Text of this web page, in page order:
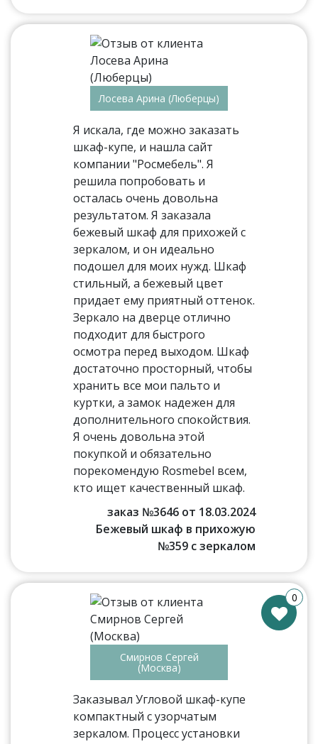
Лосева Арина (Люберцы)
Я искала, где можно заказать
шкаф-купе, и нашла сайт
компании "Росмебель". Я
решила попробовать и
осталась очень довольна
результатом. Я заказала
бежевый шкаф для прихожей с
зеркалом, и он идеально
подошел для моих нужд. Шкаф
стильный, а бежевый цвет
придает ему приятный оттенок.
Зеркало на дверце отлично
подходит для быстрого
осмотра перед выходом. Шкаф
достаточно просторный, чтобы
хранить все мои пальто и
куртки, а замок надежен для
дополнительного спокойствия.
Я очень довольна этой
покупкой и обязательно
порекомендую Rosmebel всем,
кто ищет качественный шкаф.
заказ №3646 от 18.03.2024
Бежевый шкаф в прихожую
№359 с зеркалом
Смирнов Сергей
(Москва)
Заказывал Угловой шкаф-купе
компактный с узорчатым
зеркалом. Процесс установки
0